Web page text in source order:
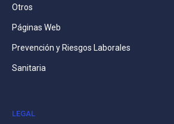
Otros
Páginas Web
Prevención y Riesgos Laborales
Sanitaria
LEGAL